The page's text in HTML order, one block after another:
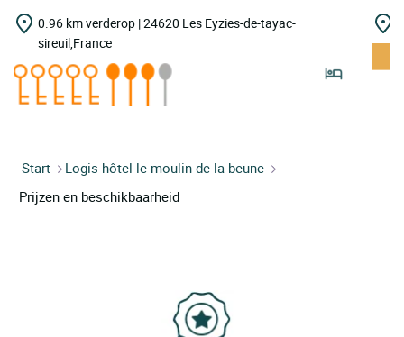
0.96 km verderop | 24620 Les Eyzies-de-tayac-
sireuil,France
Start
Logis hôtel le moulin de la beune
Prijzen en beschikbaarheid